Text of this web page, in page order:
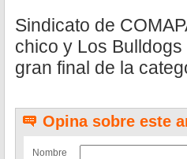
Sindicato de
chico y Los
gran final de la
Opina sobre este
Nombre